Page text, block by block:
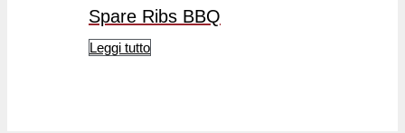
Spare Ribs BBQ
Leggi tutto